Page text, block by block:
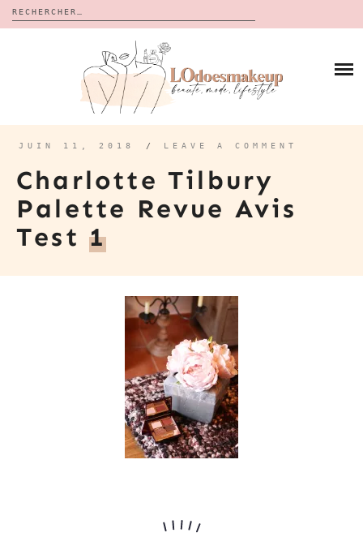
Rechercher :
CALENDRIERS DE L’AVENT
BON PLAN
À PROPOS
CONTACT
JUIN 11, 2018 / LEAVE A COMMENT
Charlotte Tilbury
Palette Revue Avis
Test 1